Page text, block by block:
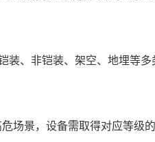
装、非铠装、架空、地埋等
场景，设备需取得对应等级